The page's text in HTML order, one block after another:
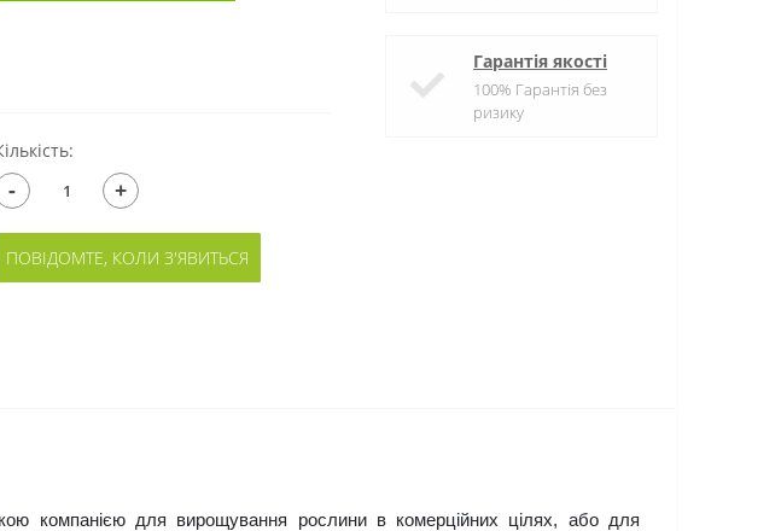
Гарантія якості
100% Гарантія без
ризику
- +
ПОВІДОМТЕ, КОЛИ З'ЯВИТЬСЯ
компанією для вирощування рослини в комерційних цілях, або для